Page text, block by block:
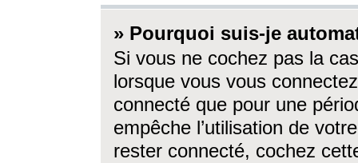
» Pourquoi suis-je
Si vous ne cochez pas la
lorsque vous vous
connecté que pour une
empêche l’utilisation de
rester connecté, cochez